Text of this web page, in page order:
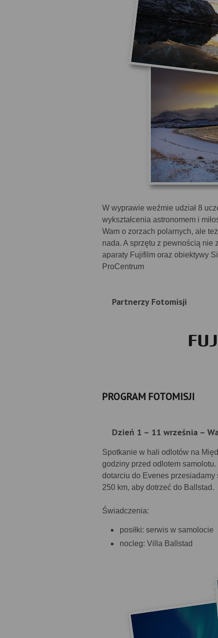
W wyprawie weźmie udział 8
wykształcenia astronomem i
Wam o zorzach polarnych, ale
nada. A sprzętu z pewnością nie
aparaty Fujifilm oraz obiektywy
ProCentrum
Partnerzy Fotomisji
PROGRAM FOTOMISJI
Dzień 1 – 11 września –
Spotkanie w hali odlotów na
godziny przed odlotem
dotarciu do Evenes przesiadamy
250 km, aby dotrzeć do Ballstad.
Świadczenia:
posiłki: serwis w samolocie
nocleg: Villa Ballstad